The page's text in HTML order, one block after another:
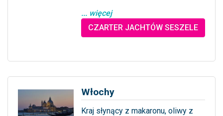
... więcej
CZARTER JACHTÓW SESZELE
Włochy
Kraj słynący z makaronu, oliwy z